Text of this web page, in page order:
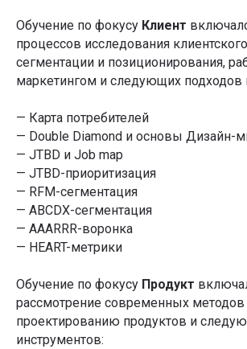
Обучение по фокусу Клиент
процессов исследования
сегментации и позиционирования,
маркетингом и следующих подходов
— Карта потребителей
— Double Diamond и основы Дизайн-
— JTBD и Job map
— JTBD-приоритизация
— RFM-сегментация
— ABCDX-сегментация
— AAARRR-воронка
— HEART-метрики
Обучение по фокусу Продукт
рассмотрение современных методов
проектированию продуктов и
инструментов: